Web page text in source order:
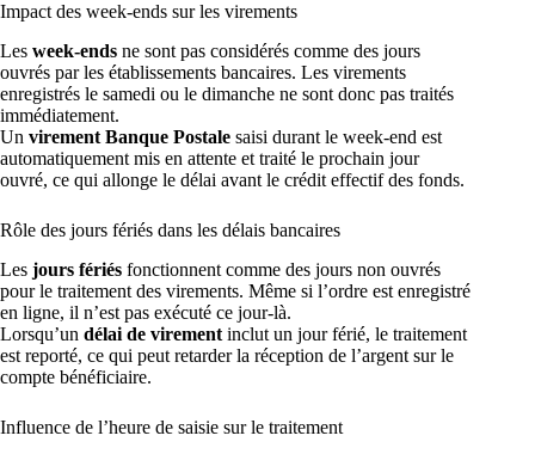
Impact des week-ends sur les virements
Les week-ends ne sont pas considérés comme des jours
ouvrés par les établissements bancaires. Les virements
enregistrés le samedi ou le dimanche ne sont donc pas traités
immédiatement.
Un virement Banque Postale saisi durant le week-end est
automatiquement mis en attente et traité le prochain jour
ouvré, ce qui allonge le délai avant le crédit effectif des fonds.
Rôle des jours fériés dans les délais bancaires
Les jours fériés fonctionnent comme des jours non ouvrés
pour le traitement des virements. Même si l’ordre est enregistré
en ligne, il n’est pas exécuté ce jour-là.
Lorsqu’un délai de virement inclut un jour férié, le traitement
est reporté, ce qui peut retarder la réception de l’argent sur le
compte bénéficiaire.
Influence de l’heure de saisie sur le traitement